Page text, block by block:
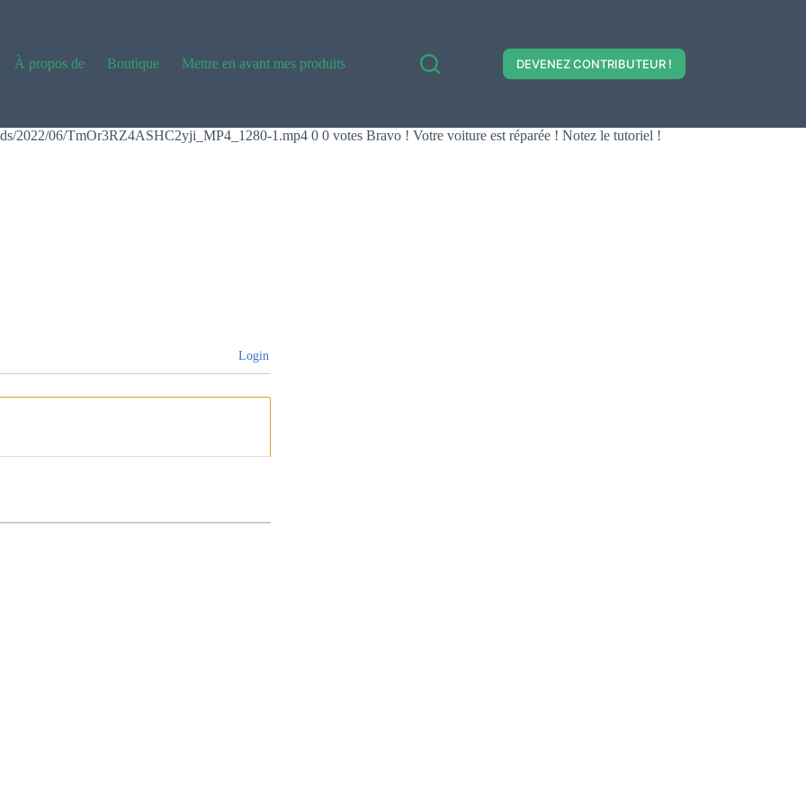
À propos de Boutique Mettre en avant mes produits DEVENEZ CONTRIBUTEUR !
2022/06/TmOr3RZ4ASHC2yji_MP4_1280-1.mp4 0 0 votes Bravo ! Votre voiture est réparée ! Notez le tutoriel !
Login